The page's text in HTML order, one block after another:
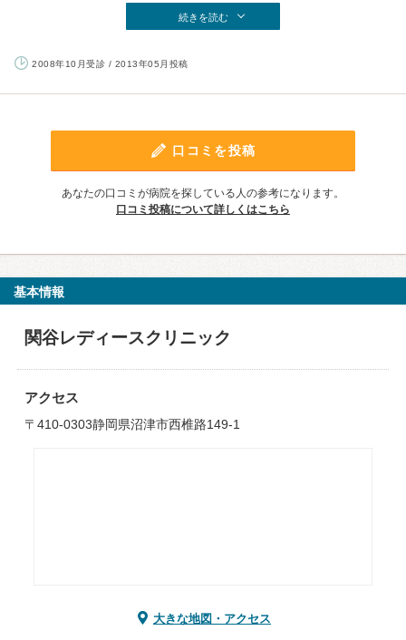
続きを読む
2008年10月受診 / 2013年05月投稿
口コミを投稿
あなたの口コミが病院を探している人の参考になります。
口コミ投稿について詳しくはこちら
基本情報
関谷レディースクリニック
アクセス
〒410-0303静岡県沼津市西椎路149-1
大きな地図・アクセス